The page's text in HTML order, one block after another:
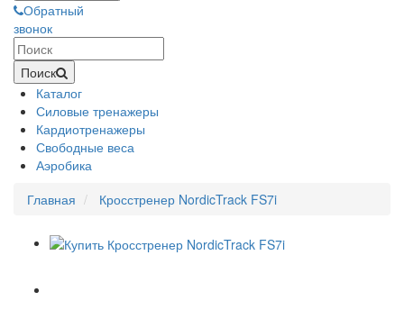
Обратный
звонок
Поиск
Каталог
Силовые тренажеры
Кардиотренажеры
Свободные веса
Аэробика
Главная
Кросстренер NordicTrack FS7i